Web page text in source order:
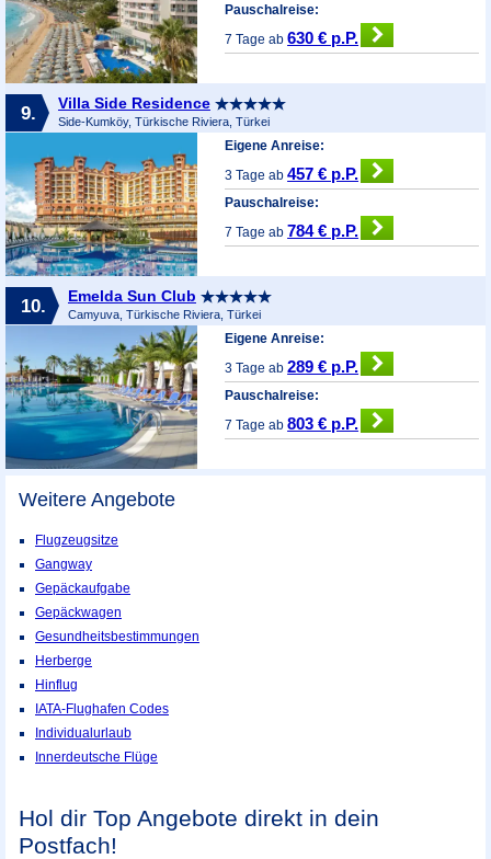
Pauschalreise:
7 Tage ab630 € p.P.
9. Villa Side Residence
Side-Kumköy, Türkische Riviera, Türkei
Eigene Anreise:
3 Tage ab457 € p.P.
Pauschalreise:
7 Tage ab784 € p.P.
10. Emelda Sun Club
Camyuva, Türkische Riviera, Türkei
Eigene Anreise:
3 Tage ab289 € p.P.
Pauschalreise:
7 Tage ab803 € p.P.
Weitere Angebote
Flugzeugsitze
Gangway
Gepäckaufgabe
Gepäckwagen
Gesundheitsbestimmungen
Herberge
Hinflug
IATA-Flughafen Codes
Individualurlaub
Innerdeutsche Flüge
Hol dir Top Angebote direkt in dein
Postfach!